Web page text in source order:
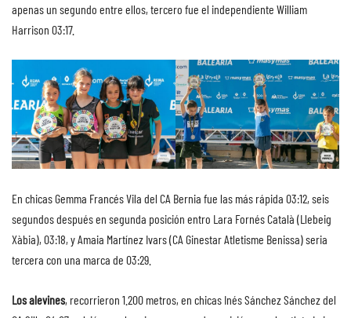
apenas un segundo entre ellos, tercero fue el independiente William
Harrison 03:17.
En chicas Gemma Francés Vila del CA Bernia fue las más rápida 03:12, seis
segundos después en segunda posición entro Lara Fornés Català (Llebeig
Xàbia), 03:18, y Amaia Martínez Ivars (CA Ginestar Atletisme Benissa) seria
tercera con una marca de 03:29.
Los alevines, recorrieron 1.200 metros, en chicas Inés Sánchez Sánchez del